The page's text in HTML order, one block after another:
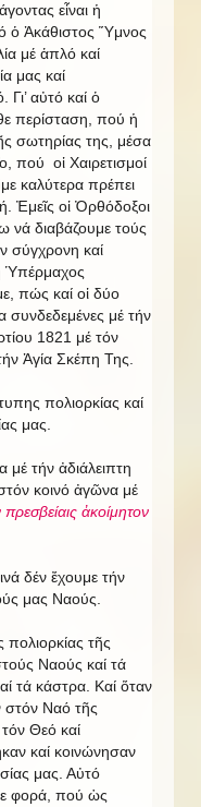
εἶναι ἡ
ὁ Ἀκάθιστος Ὕμνος
μέ ἁπλό καί
μας καί
αὐτό καί ὁ
περίσταση, πού ἡ
σωτηρίας της, μέσα
πού οἱ Χαιρετισμοί
καλύτερα πρέπει
Ἐμεῖς οἱ Ὀρθόδοξοι
διαβάζουμε τούς
σύγχρονη καί
Ὑπέρμαχος
πώς καί οἱ δύο
συνδεδεμένες μέ τήν
1821 μέ τόν
Ἁγία Σκέπη Της.
πολιορκίας καί
μας.
τήν ἀδιάλειπτη
κοινό ἀγῶνα μέ
πρεσβείαις ἀκοίμητον
δέν ἔχουμε τήν
μας Ναούς.
τῆς
Ναούς καί τά
τά κάστρα. Καί ὅταν
στόν Ναό τῆς
Θεό καί
καί κοινώνησαν
μας. Αὐτό
φορά, πού ὡς